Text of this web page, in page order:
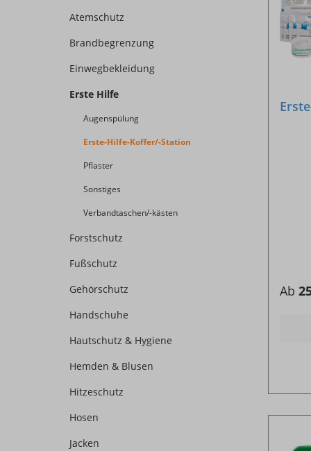
Atemschutz
Brandbegrenzung
Einwegbekleidung
Erste Hilfe
Augenspülung
Erste-Hilfe-Koffer/-Station
Pflaster
Sonstiges
Verbandtaschen/-kästen
Forstschutz
Fußschutz
Gehörschutz
Handschuhe
Hautschutz & Hygiene
Hemden & Blusen
Hitzeschutz
Hosen
Jacken
Ab